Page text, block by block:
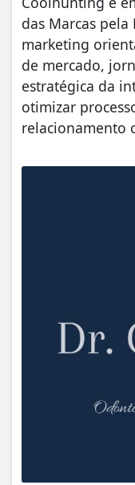
das Marcas pela
marketing
de mercado,
estratégica da
otimizar
relacionamento